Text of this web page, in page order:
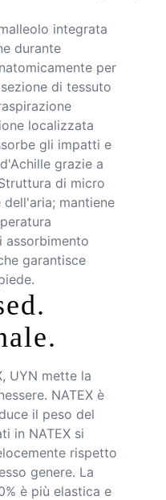
integrata
durante
per
di tessuto
localizzata
gli impatti e
grazie a
di micro
mantiene
assorbimento
garantisce
UYN mette la
NATEX è
il peso del
in NATEX si
rispetto
genere. La
è più elastica e